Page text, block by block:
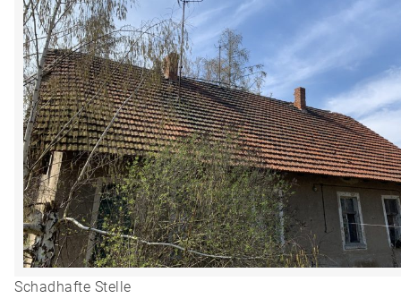
Schadhafte Stelle